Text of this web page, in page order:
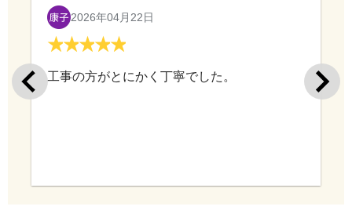
2026年04月22日
工事の方がとにかく丁寧でした。